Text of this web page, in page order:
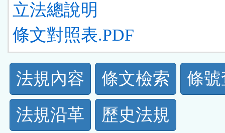
立法總說明
條文對照表.PDF
法
規
功
法規內容 條文檢索
條
法規沿革
歷史法規